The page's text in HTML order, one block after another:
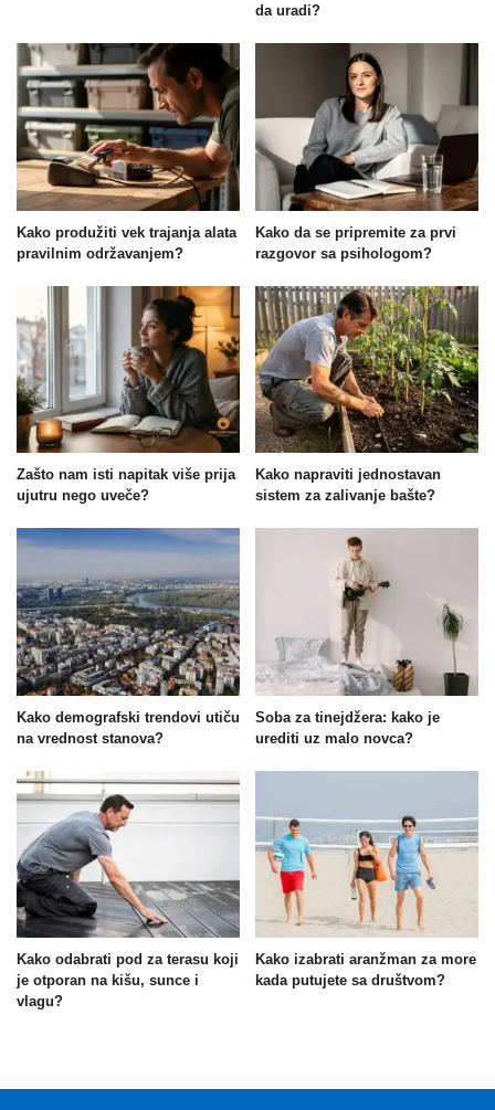
da uradi?
Kako produžiti vek trajanja alata
pravilnim održavanjem?
Kako da se pripremite za prvi
razgovor sa psihologom?
Zašto nam isti napitak više prija
ujutru nego uveče?
Kako napraviti jednostavan
sistem za zalivanje bašte?
Kako demografski trendovi utiču
na vrednost stanova?
Soba za tinejdžera: kako je
urediti uz malo novca?
Kako odabrati pod za terasu koji
je otporan na kišu, sunce i
vlagu?
Kako izabrati aranžman za more
kada putujete sa društvom?